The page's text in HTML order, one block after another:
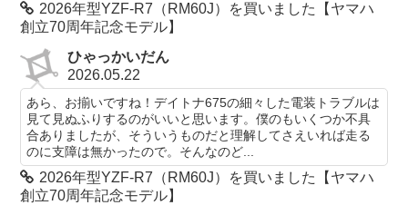
2026年型YZF-R7（RM60J）を買いました【ヤマハ
創立70周年記念モデル】
ひゃっかいだん
2026.05.22
あら、お揃いですね！デイトナ675の細々した電装トラブルは
見て見ぬふりするのがいいと思います。僕のもいくつか不具
合ありましたが、そういうものだと理解してさえいれば走る
のに支障は無かったので。そんなのど...
2026年型YZF-R7（RM60J）を買いました【ヤマハ
創立70周年記念モデル】